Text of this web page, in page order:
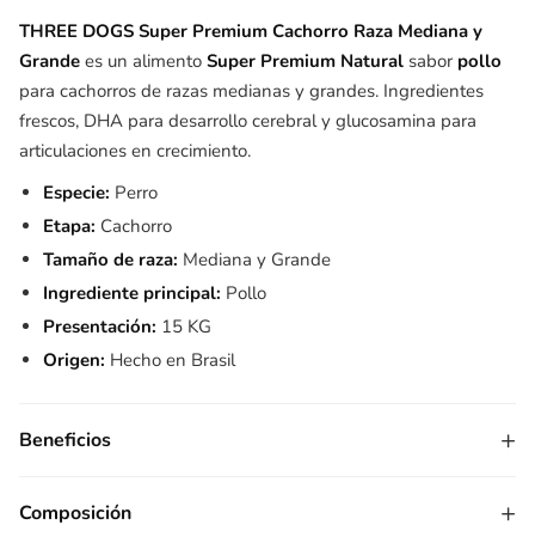
THREE DOGS Super Premium Cachorro Raza Mediana y
Grande es un alimento Super Premium Natural sabor pollo
para cachorros de razas medianas y grandes. Ingredientes
frescos, DHA para desarrollo cerebral y glucosamina para
articulaciones en crecimiento.
Especie: Perro
Etapa: Cachorro
Tamaño de raza: Mediana y Grande
Ingrediente principal: Pollo
Presentación: 15 KG
Origen: Hecho en Brasil
Beneficios +
Composición +